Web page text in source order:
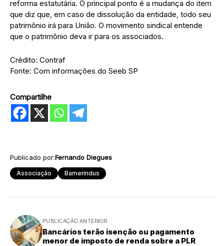
reforma estatutária. O principal ponto é a mudança do item
que diz que, em caso de dissolução da entidade, todo seu
patrimônio irá para União. O movimento sindical entende
que o patrimônio deva ir para os associados.
Crédito: Contraf
Fonte: Com informações do Seeb SP
Compartilhe
Publicado por:Fernando Diegues
Associação Bamerindus
PUBLICAÇÃO ANTERIOR
Bancários terão isenção ou pagamento
menor de imposto de renda sobre a PLR